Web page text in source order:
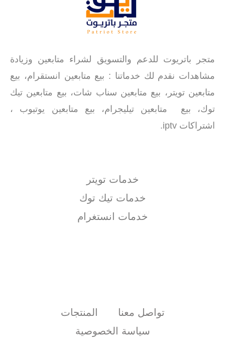
متجر باتريوت للدعم والتسويق لشراء متابعين وزيادة
مشاهدات نقدم لك خدماتنا : بيع متابعين انستقرام، بيع
متابعين تويتر، بيع متابعين سناب شات، بيع متابعين تيك
توك، بيع متابعين تيليجرام، بيع متابعين يوتيوب ،
اشتراكات iptv.
خدمات تويتر
خدمات تيك توك
خدمات انستغرام
تواصل معنا
المنتجات
سياسة الخصوصية